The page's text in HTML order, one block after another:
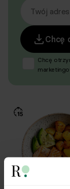
Twój
Chcę
Chcę
Respo
TEKA
zgodę na
w celu
drogą